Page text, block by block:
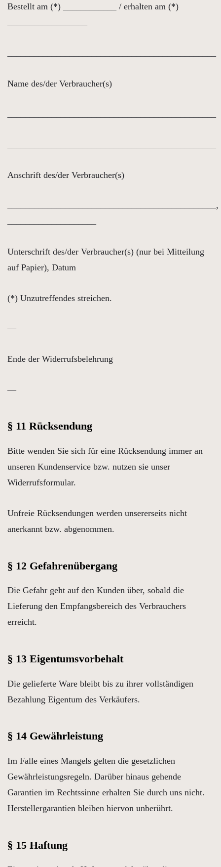
Bestellt am (*) ____________ / erhalten am (*)
Name des/der Verbraucher(s)
Anschrift des/der Verbraucher(s)
_______________________________________________,
Unterschrift des/der Verbraucher(s) (nur bei Mitteilung
auf Papier), Datum
(*) Unzutreffendes streichen.
—
Ende der Widerrufsbelehrung
—
§ 11 Rücksendung
Bitte wenden Sie sich für eine Rücksendung immer an
unseren Kundenservice bzw. nutzen sie unser
Widerrufsformular.
Unfreie Rücksendungen werden unsererseits nicht
anerkannt bzw. abgenommen.
§ 12 Gefahrenübergang
Die Gefahr geht auf den Kunden über, sobald die
Lieferung den Empfangsbereich des Verbrauchers
erreicht.
§ 13 Eigentumsvorbehalt
Die gelieferte Ware bleibt bis zu ihrer vollständigen
Bezahlung Eigentum des Verkäufers.
§ 14 Gewährleistung
Im Falle eines Mangels gelten die gesetzlichen
Gewährleistungsregeln. Darüber hinaus gehende
Garantien im Rechtssinne erhalten Sie durch uns nicht.
Herstellergarantien bleiben hiervon unberührt.
§ 15 Haftung